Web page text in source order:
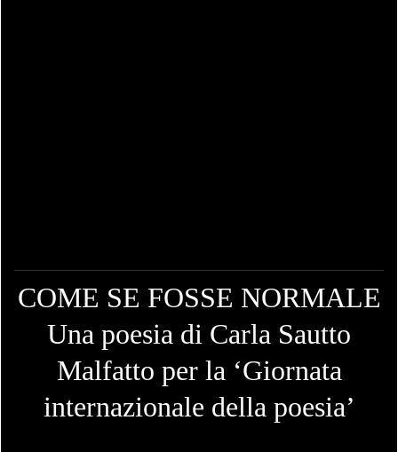
COME SE FOSSE NORMALE
Una poesia di Carla Sautto
Malfatto per la ‘Giornata
internazionale della poesia’